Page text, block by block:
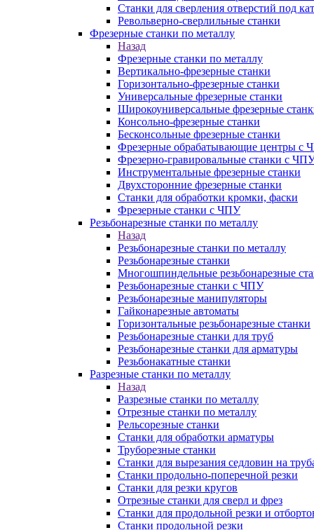
Станки для сверления отверстий под
Револьверно-сверлильные станки
Фрезерные станки по металлу
Назад
Фрезерные станки по металлу
Вертикально-фрезерные станки
Горизонтально-фрезерные станки
Универсальные фрезерные станки
Широкоуниверсальные фрезерные
Консольно-фрезерные станки
Бесконсольные фрезерные станки
Фрезерные обрабатывающие центры с
Фрезерно-гравировальные станки с
Инструментальные фрезерные станки
Двухсторонние фрезерные станки
Станки для обработки кромки, фаски
Фрезерные станки с ЧПУ
Резьбонарезные станки по металлу
Назад
Резьбонарезные станки по металлу
Резьбонарезные станки
Многошпиндельные резьбонарезные
Резьбонарезные станки с ЧПУ
Резьбонарезные манипуляторы
Гайконарезные автоматы
Горизонтальные резьбонарезные станки
Резьбонарезные станки для труб
Резьбонарезные станки для арматуры
Резьбонакатные станки
Разрезные станки по металлу
Назад
Разрезные станки по металлу
Отрезные станки по металлу
Рельсорезные станки
Станки для обработки арматуры
Труборезные станки
Станки для вырезания седловин на
Станки продольно-поперечной резки
Станки для резки кругов
Отрезные станки для сверл и фрез
Станки для продольной резки и
Станки продольной резки